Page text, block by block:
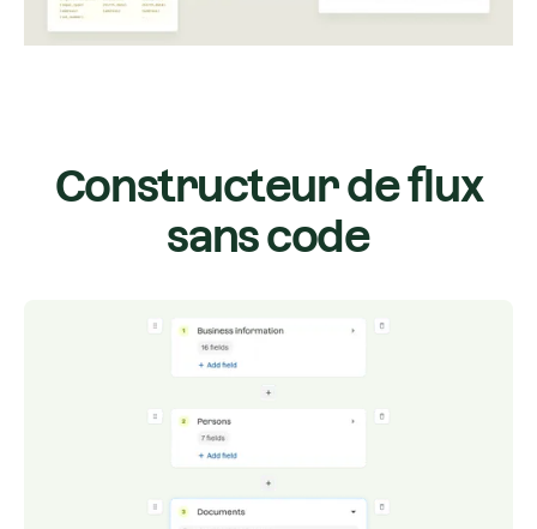
Constructeur de flux
sans code